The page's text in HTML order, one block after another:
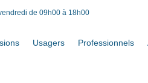
de 09h00 à 18h00
Usagers Professionnels